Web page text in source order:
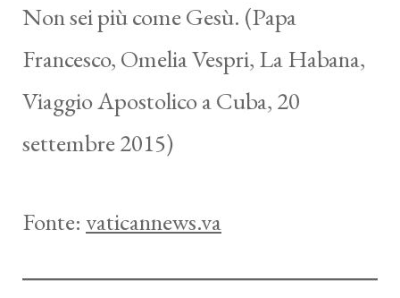
Non sei più come Gesù. (Papa
Francesco, Omelia Vespri, La Habana,
Viaggio Apostolico a Cuba, 20
settembre 2015)
Fonte: vaticannews.va